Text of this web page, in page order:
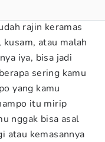
rajin keramas
atau malah
iya, bisa jadi
sering kamu
yang kamu
itu mirip
nggak bisa asal
atau kemasannya